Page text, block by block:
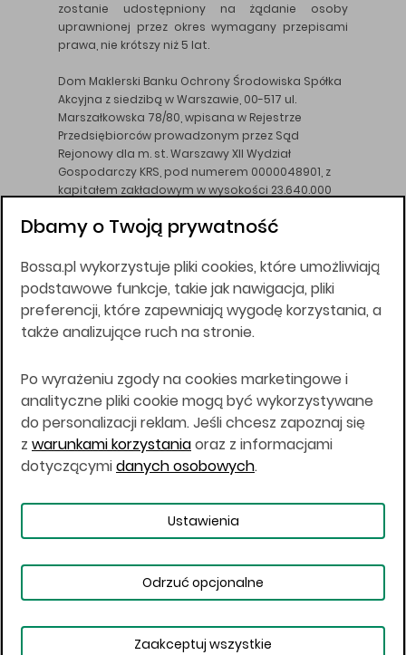
zostanie udostępniony na żądanie osoby
uprawnionej przez okres wymagany przepisami
prawa, nie krótszy niż 5 lat.
Dom Maklerski Banku Ochrony Środowiska Spółka
Akcyjna z siedzibą w Warszawie, 00-517 ul.
Marszałkowska 78/80, wpisana w Rejestrze
Przedsiębiorców prowadzonym przez Sąd
Rejonowy dla m. st. Warszawy XII Wydział
Gospodarczy KRS, pod numerem 0000048901, z
kapitałem zakładowym w wysokości 23.640.000
DM BOŚ działa na podstawie zezwolenia KNF z dnia
Wszelkie informacje na niniejszej stronie w tym
informacje o produktach inwestycyjnych nie są
kierowane do osób mających miejsce
zamieszkania lub pobytu w Stanach
Japonii, ani w dowolnej innej jurysdykcji, w której
taki materiał byłby sprzeczny z prawem lub w
których zgodne z prawem nabycie produktów
inwestycyjnych nie jest możliwe lub w której nie
jest możliwe złożenie oferty. Prawa obowiązujące
w danej jurysdykcji określają, czy jest możliwe
nabycie poszczególnych produktów
Copyright © 2026 BOŚ | BOSSA.PL
Warunki korzystania
Dane osobowe
Dbamy o Twoją prywatność
Bossa.pl wykorzystuje pliki cookies, które umożliwiają
podstawowe funkcje, takie jak nawigacja, pliki
preferencji, które zapewniają wygodę korzystania, a
także analizujące ruch na stronie.
Po wyrażeniu zgody na cookies marketingowe i
analityczne pliki cookie mogą być wykorzystywane
do personalizacji reklam. Jeśli chcesz zapoznaj się
z warunkami korzystaniaoraz z informacjami
dotyczącymidanych osobowych.
Ustawienia
Odrzuć opcjonalne
Zaakceptuj wszystkie